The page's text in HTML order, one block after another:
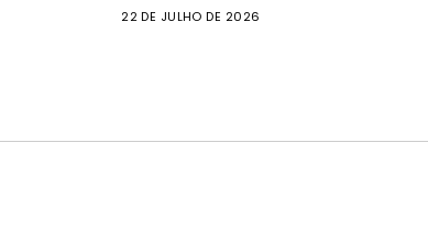
22 DE JULHO DE 2026